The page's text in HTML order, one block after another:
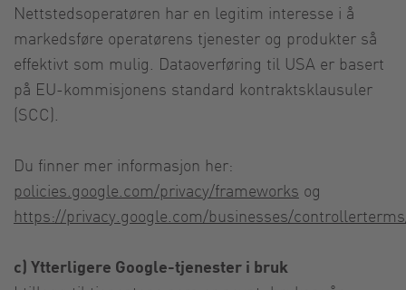
Nettstedsoperatøren har en legitim interesse i å
markedsføre operatørens tjenester og produkter så
effektivt som mulig. Dataoverføring til USA er basert
på EU-kommisjonens standard kontraktsklausuler
(SCC).
Du finner mer informasjon her:
policies.google.com/privacy/frameworks og
https://privacy.google.com/businesses/
c) Ytterligere Google-tjenester i bruk